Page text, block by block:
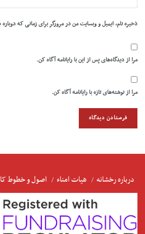
ذخیره نام، ایمیل و وبسایت من در مرورگر برای زمانی که
مرا از دیدگاه‌های پس از این با رایانامه آگاه کن.
مرا از نوشته‌های تازه با رایانامه آگاه کن.
درباره رخشانه هیات امناء اصول و خطوط